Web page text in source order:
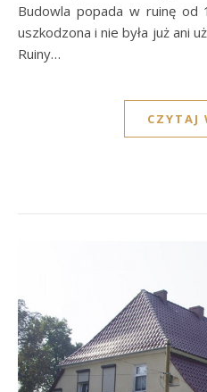
Budowla popada w ruinę od
uszkodzona i nie była już ani
Ruiny…
CZYTAJ